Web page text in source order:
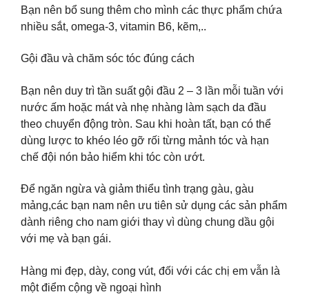
Bạn nên bổ sung thêm cho mình các thực phẩm chứa
nhiều sắt, omega-3, vitamin B6, kẽm,..
Gội đầu và chăm sóc tóc đúng cách
Bạn nên duy trì tần suất gội đầu 2 – 3 lần mỗi tuần với
nước ấm hoặc mát và nhẹ nhàng làm sạch da đầu
theo chuyển động tròn. Sau khi hoàn tất, bạn có thể
dùng lược to khéo léo gỡ rối từng mảnh tóc và hạn
chế đội nón bảo hiểm khi tóc còn ướt.
Để ngăn ngừa và giảm thiểu tình trạng gàu, gàu
mảng,các bạn nam nên ưu tiên sử dụng các sản phẩm
dành riêng cho nam giới thay vì dùng chung dầu gội
với mẹ và bạn gái.
Hàng mi đẹp, dày, cong vút, đối với các chị em vẫn là
một điểm cộng về ngoại hình